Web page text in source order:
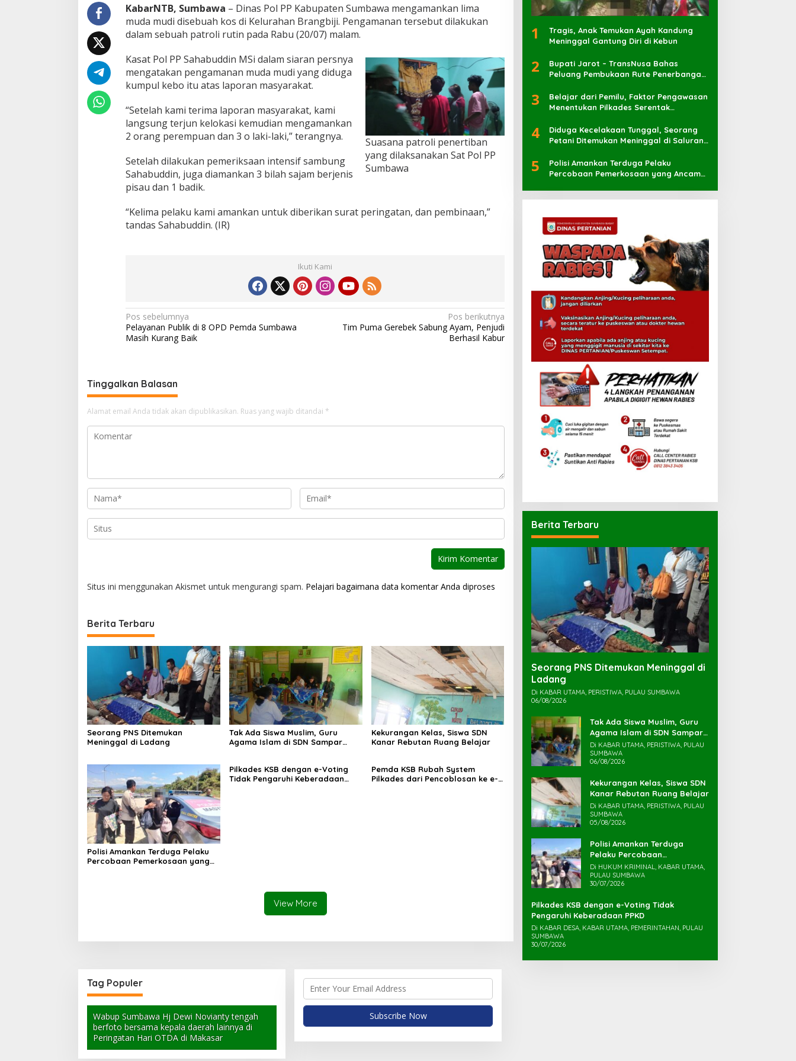
n
M
u
d
M
u
d
i
i
d
u
K
u
m
u
l
K
KabarNTB, Sumbawa – Dinas Pol PP Kabupaten Sumbawa mengamankan lima
muda mudi disebuah kos di Kelurahan Brangbiji. Pengamanan tersebut dilakukan
dalam sebuah patroli rutin pada Rabu (20/07) malam.
Suasana patroli penertiban
yang dilaksanakan Sat Pol PP
Sumbawa
Kasat Pol PP Sahabuddin MSi dalam siaran persnya
mengatakan pengamanan muda mudi yang diduga
kumpul kebo itu atas laporan masyarakat.
“Setelah kami terima laporan masyarakat, kami
langsung terjun kelokasi kemudian mengamankan
2 orang perempuan dan 3 o laki-laki,” terangnya.
Setelah dilakukan pemeriksaan intensif sambung
Sahabuddin, juga diamankan 3 bilah sajam berjenis
pisau dan 1 badik.
“Kelima pelaku kami amankan untuk diberikan surat peringatan, dan pembinaan,”
tandas Sahabuddin. (IR)
Ikuti Kami
N
a
g
a
s
i
s
Pos sebelumnya
Pelayanan Publik di 8 OPD Pemda Sumbawa
Masih Kurang Baik
Pos berikutnya
Tim Puma Gerebek Sabung Ayam, Penjudi
Berhasil Kabur
Tinggalkan Balasan
Alamat email Anda tidak akan dipublikasikan. Ruas yang wajib ditandai *
Situs ini menggunakan Akismet untuk mengurangi spam. Pelajari bagaimana data komentar Anda diproses
Berita Terbaru
Seorang PNS Ditemukan
Meninggal di Ladang
Tak Ada Siswa Muslim, Guru
Agama Islam di SDN Sampar
Kekurangan Kelas, Siswa SDN
Kanar Rebutan Ruang Belajar
Polisi Amankan Terduga Pelaku
Percobaan Pemerkosaan yang
Pilkades KSB dengan e-Voting
Tidak Pengaruhi Keberadaan
Pemda KSB Rubah System
Pilkades dari Pencoblosan ke e-
View More
1
Tragis, Anak Temukan Ayah Kandung
Meninggal Gantung Diri di Kebun
2
Bupati Jarot – TransNusa Bahas
Peluang Pembukaan Rute Penerbangan
Kaharuddin
3
Belajar dari Pemilu, Faktor Pengawasan
Menentukan Pilkades Serentak
4
Diduga Kecelakaan Tunggal, Seorang
Petani Ditemukan Meninggal di Saluran
5
Polisi Amankan Terduga Pelaku
Percobaan Pemerkosaan yang Ancam
Berita Terbaru
Seorang PNS Ditemukan Meninggal di
Ladang
Di KABAR UTAMA, PERISTIWA, PULAU SUMBAWA
06/08/2026
Tak Ada Siswa Muslim, Guru
Agama Islam di SDN Sampar
Maras Terkatung-katung ‎
Di KABAR UTAMA, PERISTIWA, PULAU
SUMBAWA
06/08/2026
Kekurangan Kelas, Siswa SDN
Kanar Rebutan Ruang Belajar
Di KABAR UTAMA, PERISTIWA, PULAU
SUMBAWA
05/08/2026
Polisi Amankan Terduga
Pelaku Percobaan
Pemerkosaan yang Ancam
Korban dengan Parang
Di HUKUM KRIMINAL, KABAR UTAMA,
PULAU SUMBAWA
30/07/2026
Pilkades KSB dengan e-Voting Tidak
Pengaruhi Keberadaan PPKD
Di KABAR DESA, KABAR UTAMA, PEMERINTAHAN, PULAU
SUMBAWA
30/07/2026
Tag Populer
Wabup Sumbawa Hj Dewi Novianty tengah
berfoto bersama kepala daerah lainnya di
Peringatan Hari OTDA di Makasar